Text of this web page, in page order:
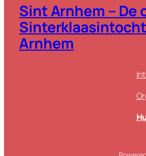
Sint Arnhem – De
Arnhem